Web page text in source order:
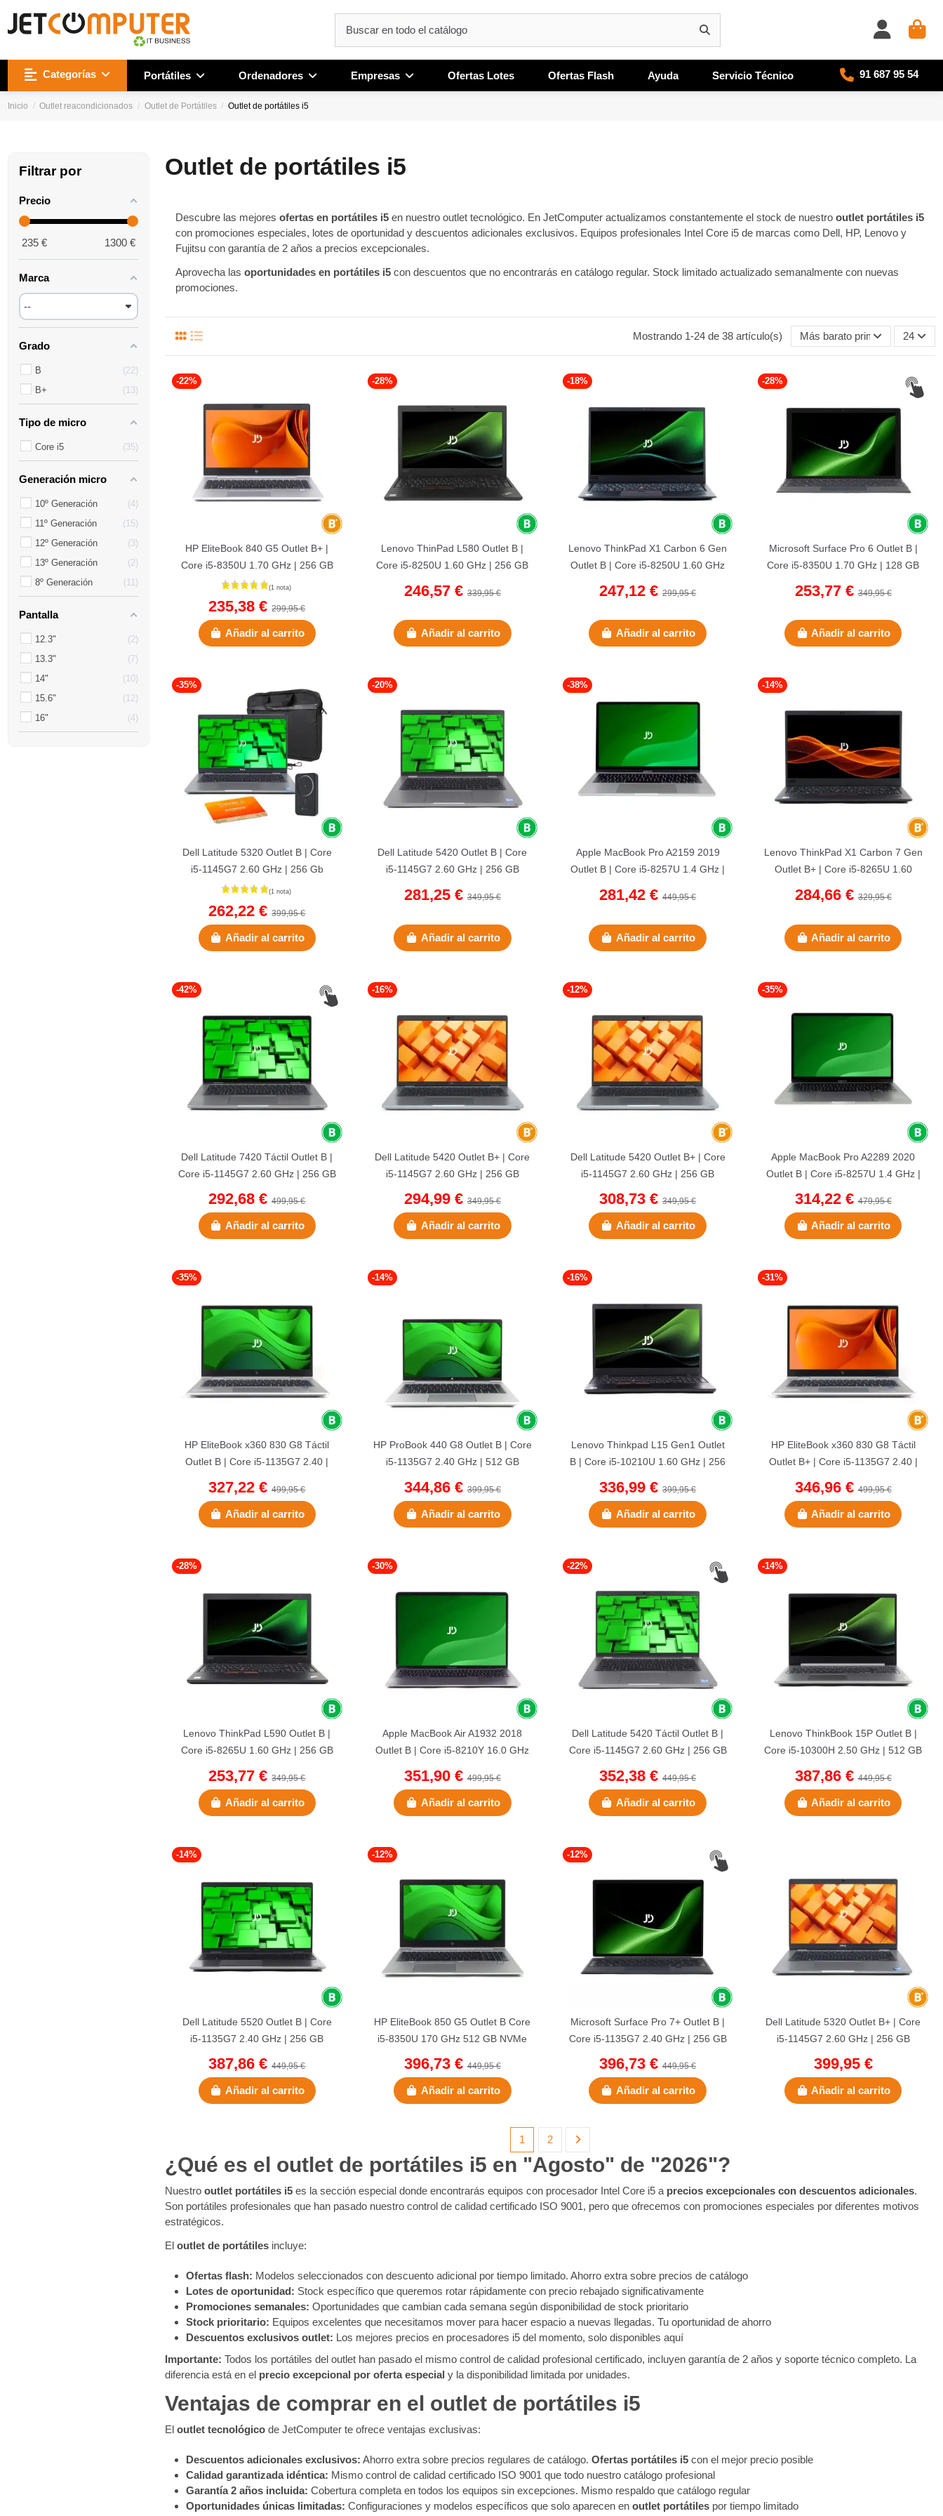
Categorías Portátiles Ordenadores Empresas Ofertas Lotes Ofertas Flash Ayuda Servicio Técnico 91 687 95 54
Inicio Outlet reacondicionados Outlet de Portátiles Outlet de portátiles i5
Outlet de portátiles i5
Descubre las mejoresofertas en portátiles i5 en nuestro outlet tecnológico. En JetComputer actualizamos constantemente el stock de nuestrooutlet portátiles i5
con promociones especiales, lotes de oportunidad y descuentos adicionales exclusivos. Equipos profesionales Intel Core i5 de marcas como Dell, HP, Lenovo y
Fujitsu con garantía de 2 años a precios excepcionales.
Aprovecha lasoportunidades en portátiles i5 con descuentos que no encontrarás en catálogo regular. Stock limitado actualizado semanalmente con nuevas
promociones.
Mostrando 1-24 de 38 artículo(s) Más barato primero 24
-22%
HP EliteBook 840 G5 Outlet B+ |
Core i5-8350U 1.70 GHz | 256 GB
NVMe | 8 GB DDR4 | 14"...
235,38 €299,95 €
Añadir al carrito
-28%
Lenovo ThinPad L580 Outlet B |
Core i5-8250U 1.60 GHz | 256 GB
246,57 €339,95 €
Añadir al carrito
-18%
Lenovo ThinkPad X1 Carbon 6 Gen
Outlet B | Core i5-8250U 1.60 GHz
247,12 €299,95 €
Añadir al carrito
-28%
Microsoft Surface Pro 6 Outlet B |
Core i5-8350U 1.70 GHz | 128 GB
253,77 €349,95 €
Añadir al carrito
-35%
Dell Latitude 5320 Outlet B | Core
i5-1145G7 2.60 GHz | 256 Gb
NVMe | 8 GB DDR4 Onboard...
(1 nota)
262,22 €399,95 €
Añadir al carrito
-20%
Dell Latitude 5420 Outlet B | Core
i5-1145G7 2.60 GHz | 256 GB
281,25 €349,95 €
Añadir al carrito
-38%
Apple MacBook Pro A2159 2019
Outlet B | Core i5-8257U 1.4 GHz |
281,42 €449,95 €
Añadir al carrito
-14%
Lenovo ThinkPad X1 Carbon 7 Gen
Outlet B+ | Core i5-8265U 1.60
284,66 €329,95 €
Añadir al carrito
-42%
Dell Latitude 7420 Táctil Outlet B |
Core i5-1145G7 2.60 GHz | 256 GB
292,68 €499,95 €
Añadir al carrito
-16%
Dell Latitude 5420 Outlet B+ | Core
i5-1145G7 2.60 GHz | 256 GB
294,99 €349,95 €
Añadir al carrito
-12%
Dell Latitude 5420 Outlet B+ | Core
i5-1145G7 2.60 GHz | 256 GB
308,73 €349,95 €
Añadir al carrito
-35%
Apple MacBook Pro A2289 2020
Outlet B | Core i5-8257U 1.4 GHz |
314,22 €479,95 €
Añadir al carrito
-35%
HP EliteBook x360 830 G8 Táctil
Outlet B | Core i5-1135G7 2.40 |
327,22 €499,95 €
Añadir al carrito
-14%
HP ProBook 440 G8 Outlet B | Core
i5-1135G7 2.40 GHz | 512 GB
344,86 €399,95 €
Añadir al carrito
-16%
Lenovo Thinkpad L15 Gen1 Outlet
B | Core i5-10210U 1.60 GHz | 256
336,99 €399,95 €
Añadir al carrito
-31%
HP EliteBook x360 830 G8 Táctil
Outlet B+ | Core i5-1135G7 2.40 |
346,96 €499,95 €
Añadir al carrito
-28%
Lenovo ThinkPad L590 Outlet B |
Core i5-8265U 1.60 GHz | 256 GB
253,77 €349,95 €
Añadir al carrito
-30%
Apple MacBook Air A1932 2018
Outlet B | Core i5-8210Y 16.0 GHz
351,90 €499,95 €
Añadir al carrito
-22%
Dell Latitude 5420 Táctil Outlet B |
Core i5-1145G7 2.60 GHz | 256 GB
352,38 €449,95 €
Añadir al carrito
-14%
Lenovo ThinkBook 15P Outlet B |
Core i5-10300H 2.50 GHz | 512 GB
387,86 €449,95 €
Añadir al carrito
-14%
Dell Latitude 5520 Outlet B | Core
i5-1135G7 2.40 GHz | 256 GB
387,86 €449,95 €
Añadir al carrito
-12%
HP EliteBook 850 G5 Outlet B Core
i5-8350U 170 GHz 512 GB NVMe
396,73 €449,95 €
Añadir al carrito
-12%
Microsoft Surface Pro 7+ Outlet B |
Core i5-1135G7 2.40 GHz | 256 GB
396,73 €449,95 €
Añadir al carrito
Dell Latitude 5320 Outlet B+ | Core
i5-1145G7 2.60 GHz | 256 GB
399,95 €
Añadir al carrito
1 2
¿Qué es el outlet de portátiles i5 en "Agosto" de "2026"?
Nuestrooutlet portátiles i5 es la sección especial donde encontrarás equipos con procesador Intel Core i5 a precios excepcionales con descuentos adicionales.
Son portátiles profesionales que han pasado nuestro control de calidad certificado ISO 9001, pero que ofrecemos con promociones especiales por diferentes motivos
estratégicos.
Eloutlet de portátiles incluye:
Ofertas flash: Modelos seleccionados con descuento adicional por tiempo limitado. Ahorro extra sobre precios de catálogo
Lotes de oportunidad: Stock específico que queremos rotar rápidamente con precio rebajado significativamente
Promociones semanales: Oportunidades que cambian cada semana según disponibilidad de stock prioritario
Stock prioritario: Equipos excelentes que necesitamos mover para hacer espacio a nuevas llegadas. Tu oportunidad de ahorro
Descuentos exclusivos outlet: Los mejores precios en procesadores i5 del momento, solo disponibles aquí
Importante: Todos los portátiles del outlet han pasado el mismo control de calidad profesional certificado, incluyen garantía de 2 años y soporte técnico completo. La
diferencia está en el precio excepcional por oferta especial y la disponibilidad limitada por unidades.
Ventajas de comprar en el outlet de portátiles i5
Eloutlet tecnológico de JetComputer te ofrece ventajas exclusivas:
Descuentos adicionales exclusivos: Ahorro extra sobre precios regulares de catálogo.Ofertas portátiles i5 con el mejor precio posible
Calidad garantizada idéntica: Mismo control de calidad certificado ISO 9001 que todo nuestro catálogo profesional
Garantía 2 años incluida: Cobertura completa en todos los equipos sin excepciones. Mismo respaldo que catálogo regular
Oportunidades únicas limitadas: Configuraciones y modelos específicos que solo aparecen enoutlet portátiles por tiempo limitado
Filtrar por
Precio
235 € 1300€
Marca
Grado
B
22
B+
13
Tipo de micro
Core i5 35
Generación micro
10º Generación
4
11º Generación
15
12º Generación
3
13º Generación
2
8º Generación
11
Pantalla
12.3"
2
13.3"
7
14"
10
15.6"
12
16"
4